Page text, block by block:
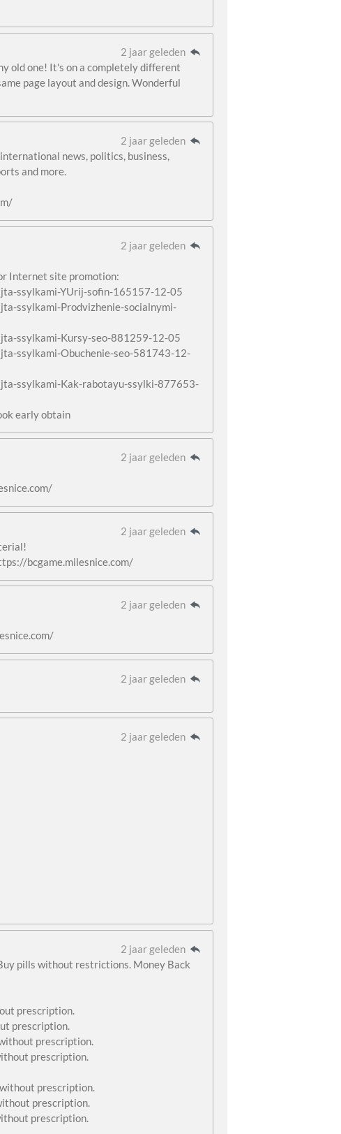
2 jaar geleden
old one! It's on a completely different
page layout and design. Wonderful
2 jaar geleden
news, politics, business,
and more.
2 jaar geleden
Internet site promotion:
ssylkami-YUrij-sofin-165157-12-05
ssylkami-Prodvizhenie-socialnymi-
ssylkami-Kursy-seo-881259-12-05
ssylkami-Obuchenie-seo-581743-12-
ssylkami-Kak-rabotayu-ssylki-877653-
early obtain
2 jaar geleden
2 jaar geleden
bcgame.milesnice.com/
2 jaar geleden
2 jaar geleden
2 jaar geleden
2 jaar geleden
pills without restrictions. Money Back
prescription.
prescription.
prescription.
prescription.
prescription.
prescription.
prescription.